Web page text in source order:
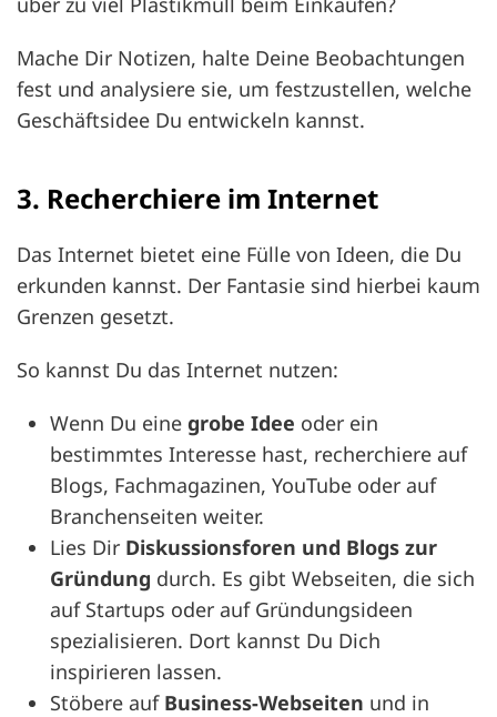
Mache Dir Notizen, halte Deine Beobachtungen
fest und analysiere sie, um festzustellen, welche
Geschäftsidee Du entwickeln kannst.
3. Recherchiere im Internet
Das Internet bietet eine Fülle von Ideen, die Du
erkunden kannst. Der Fantasie sind hierbei kaum
Grenzen gesetzt.
So kannst Du das Internet nutzen:
Wenn Du eine grobe Idee oder ein
bestimmtes Interesse hast, recherchiere auf
Blogs, Fachmagazinen, YouTube oder auf
Branchenseiten weiter.
Lies Dir Diskussionsforen und Blogs zur
Gründung durch. Es gibt Webseiten, die sich
auf Startups oder auf Gründungsideen
spezialisieren. Dort kannst Du Dich
inspirieren lassen.
Stöbere auf Business-Webseiten und in